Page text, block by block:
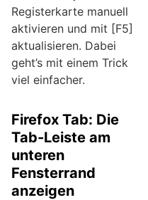
Registerkarte manuell
aktivieren und mit [F5]
aktualisieren. Dabei
geht’s mit einem Trick
viel einfacher.
Firefox Tab: Die
Tab-Leiste am
unteren
Fensterrand
anzeigen